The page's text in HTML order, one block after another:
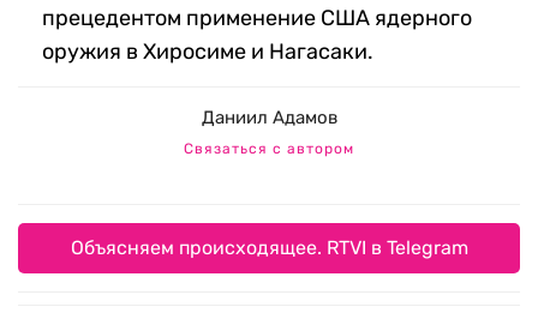
прецедентом применение США ядерного
оружия в Хиросиме и Нагасаки.
Даниил Адамов
Связаться с автором
Объясняем происходящее. RTVI в Telegram